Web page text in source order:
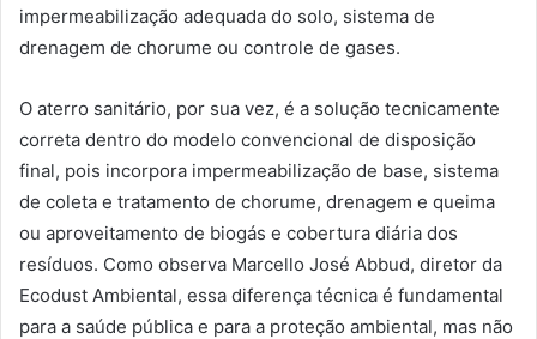
impermeabilização adequada do solo, sistema de
drenagem de chorume ou controle de gases.
O aterro sanitário, por sua vez, é a solução tecnicamente
correta dentro do modelo convencional de disposição
final, pois incorpora impermeabilização de base, sistema
de coleta e tratamento de chorume, drenagem e queima
ou aproveitamento de biogás e cobertura diária dos
resíduos. Como observa Marcello José Abbud, diretor da
Ecodust Ambiental, essa diferença técnica é fundamental
para a saúde pública e para a proteção ambiental, mas não